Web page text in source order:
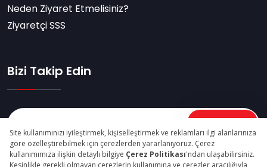
Neden Ziyaret Etmelisiniz?
Ziyaretçi SSS
Bizi Takip Edin